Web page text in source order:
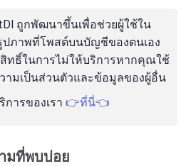
ถูกพัฒนาขึ้นเพื่อช่วยผู้ใช้ใน
ปภาพที่โพสต์บนบัญชีของตนเอง
สิทธิ์ในการไม่ให้บริการหากคุณใช้
ามเป็นส่วนตัวและข้อมูลของผู้อื่น
ารของเรา 👉ที่นี่👈
มที่พบบ่อย